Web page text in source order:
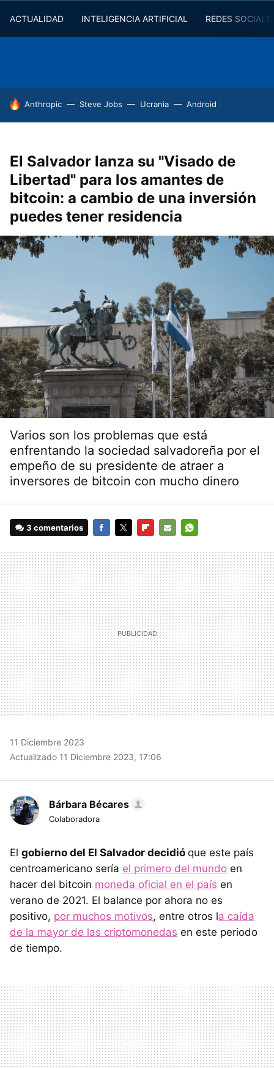
ACTUALIDAD INTELIGENCIA ARTIFICIAL REDES
HOY SE HABLA DE
Anthropic Steve Jobs Ucrania Android
El Salvador lanza su "Visado de
Libertad" para los amantes de
bitcoin: a cambio de una inversión
puedes tener residencia
Varios son los problemas que está
enfrentando la sociedad salvadoreña por el
empeño de su presidente de atraer a
inversores de bitcoin con mucho dinero
3 comentarios
MAIL
11 Diciembre 2023
Actualizado 11 Diciembre 2023, 17:06
Bárbara Bécares
Colaboradora
El gobierno del El Salvador decidió que este país
centroamericano sería el primero del mundo en
hacer del bitcoin moneda oficial en el país en
verano de 2021. El balance por ahora no es
positivo, por muchos motivos, entre otros la caída
de la mayor de las criptomonedas en este periodo
de tiempo.